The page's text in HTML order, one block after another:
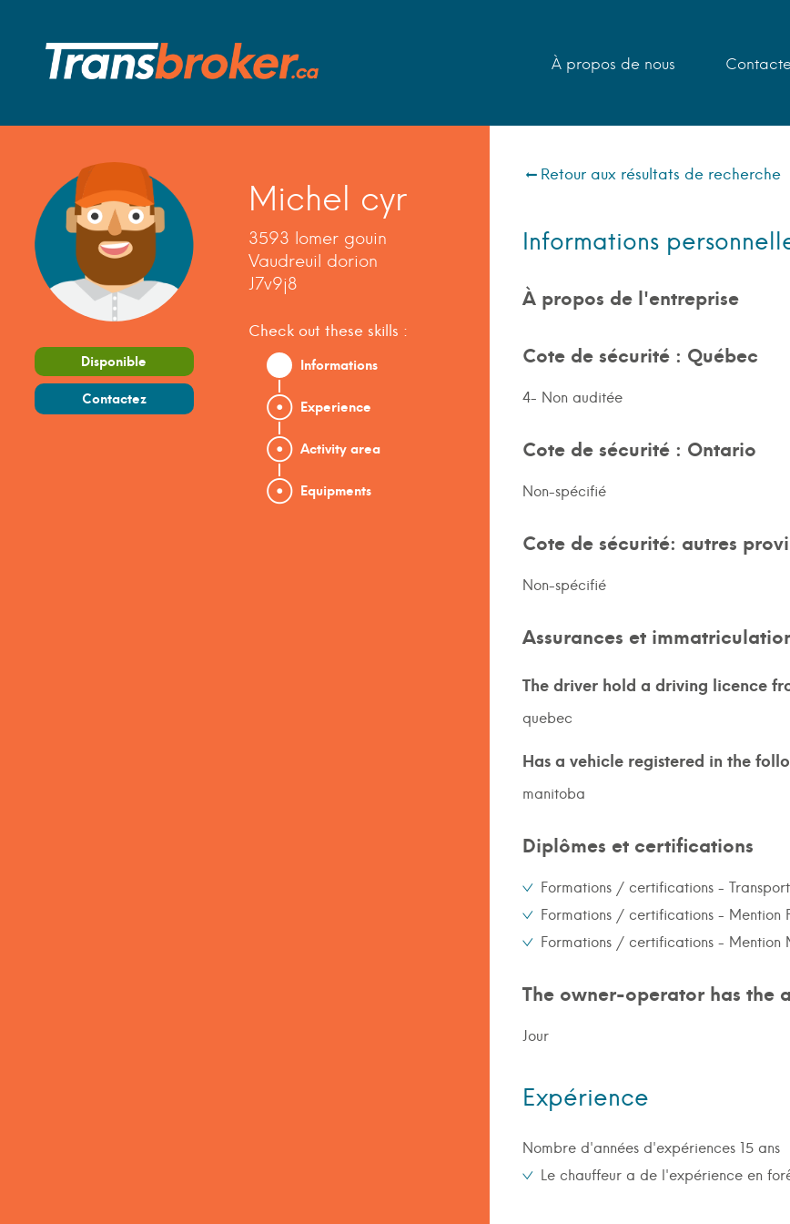
À propos de nous
Disponible
Contactez
Michel cyr
3593 lomer gouin
Vaudreuil dorion
J7v9j8
Check out these skills :
Informations
Experience
Activity area
Equipments
Retour aux résultats de recherche
Informations
À propos de l'entreprise
Cote de sécurité : Québec
4- Non auditée
Cote de sécurité : Ontario
Non-spécifié
Cote de sécurité: autres
Non-spécifié
Assurances et
The driver hold a driving licence
quebec
Has a vehicle registered in the
manitoba
Diplômes et certifications
Formations / certifications -
Formations / certifications - Mention
Formations / certifications - Mention
The owner-operator has
Jour
Expérience
Nombre d'années d'expériences 15 ans
Le chauffeur a de l'expérience en